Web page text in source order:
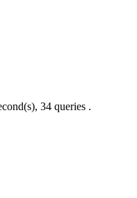
34 queries .